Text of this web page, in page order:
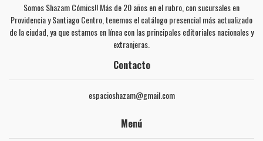
Somos Shazam Cómics!! Más de 20 años en el rubro, con sucursales en
Providencia y Santiago Centro, tenemos el catálogo presencial más actualizado
de la ciudad, ya que estamos en línea con las principales editoriales nacionales y
extranjeras.
Contacto
espacioshazam@gmail.com
Menú